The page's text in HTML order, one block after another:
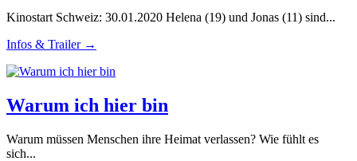
Kinostart Schweiz: 30.01.2020 Helena (19) und Jonas (11) sind...
Infos & Trailer →
Warum ich hier bin
Warum müssen Menschen ihre Heimat verlassen? Wie fühlt es
sich...